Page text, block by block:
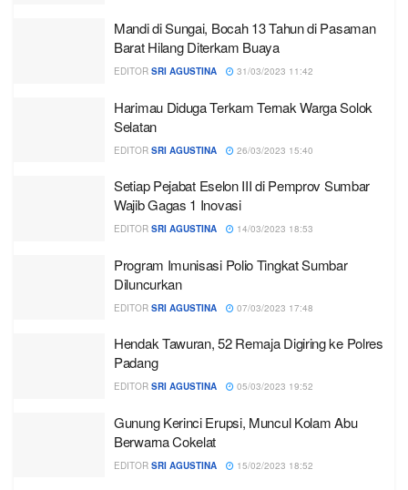
Mandi di Sungai, Bocah 13 Tahun di Pasaman
Barat Hilang Diterkam Buaya
EDITOR SRI AGUSTINA 31/03/2023 11:42
Harimau Diduga Terkam Ternak Warga Solok
Selatan
EDITOR SRI AGUSTINA 26/03/2023 15:40
Setiap Pejabat Eselon III di Pemprov Sumbar
Wajib Gagas 1 Inovasi
EDITOR SRI AGUSTINA 14/03/2023 18:53
Program Imunisasi Polio Tingkat Sumbar
Diluncurkan
EDITOR SRI AGUSTINA 07/03/2023 17:48
Hendak Tawuran, 52 Remaja Digiring ke Polres
Padang
EDITOR SRI AGUSTINA 05/03/2023 19:52
Gunung Kerinci Erupsi, Muncul Kolam Abu
Berwarna Cokelat
EDITOR SRI AGUSTINA 15/02/2023 18:52